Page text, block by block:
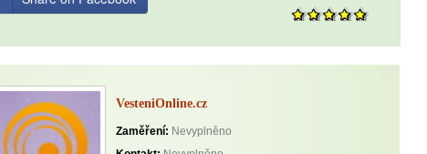
VesteniOnline.cz
Zaměření: Nevyplněno